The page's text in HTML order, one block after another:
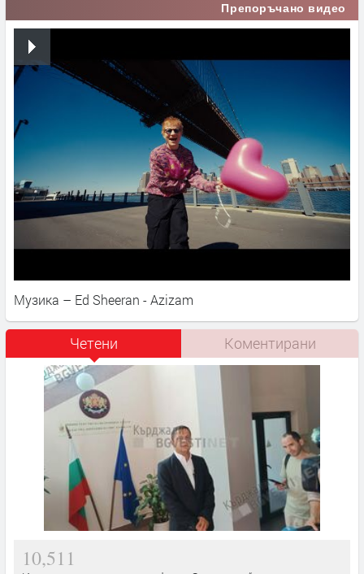
Препоръчано видео
Музика – Ed Sheeran - Azizam
Четени Коментирани
10,511